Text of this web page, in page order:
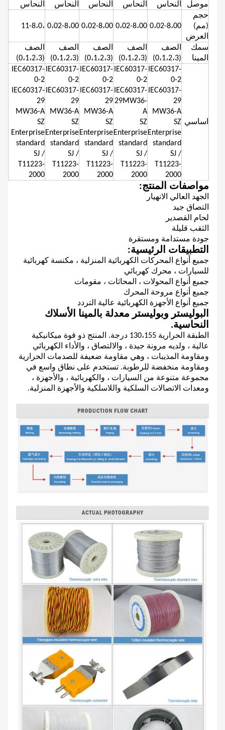
موصل النحاس النحاس النحاس النحاس
النحاس
حجم
(مم)
العرض
0،02-8،00 0،02-8،00 0،02-8،00 0،02-8،00 ،11-8،0
سمك
المينا
الصف
(0،1،2،3)
الصف
(0،1،2،3)
الصف
(0،1،2،3)
الصف
(0،1،2،3)
الصف
(0،1،2،3)
اساسي
IEC60317-
0-2
IEC60317-
29
MW36-A
SZ
Enterprise
standard
SJ /
T11223-
2000
IEC60317-
0-2
IEC60317-
29MW36-
A
SZ
Enterprise
standard
SJ /
T11223-
2000
IEC60317-
0-2
IEC60317-
29
MW36-A
SZ
Enterprise
standard
SJ /
T11223-
2000
IEC60317-
0-2
IEC60317-
29
MW36-A
SZ
Enterprise
standard
SJ /
T11223-
2000
IEC60317-
0-2
IEC60317-
29
MW36-A
SZ
Enterprise
standard
SJ /
T11223-
2000
مواصفات المنتج:
الجهد العالي الانهيار
التصاق جيد
لحام القصدير
الثقب قليلة
جودة مستدامة ومستقرة
التطبيقات الرئيسية:
جميع أنواع المحركات الكهربائية المنزلية ، مكنسة كهربائية
للسيارات ، محرك كهربائي
جميع أنواع المحولات ، المحاثات ، مقومات
جميع أنواع مروحة المحرك
جميع أنواع الأجهزة الكهربائية عالية التردد
البوليستر وبوليستر معدلة بالمينا الأسلاك
النحاسية.
الطبقة الحرارية 130،155 درجة.
المنتج ذو قوة ميكانيكية
عالية ، ولديه مرونة جيدة ، والالتصاق ، والأداء الكهربائي
ومقاومة المذيبات ، وهي مقاومة ضعيفة للصدمات الحرارية
ومقاومة منخفضة للرطوبة. تستخدم على نطاق واسع في
مجموعة متنوعة من السيارات ، والكهربائية ، والأجهزة ،
ومعدات الاتصالات السلكية واللاسلكية والأجهزة المنزلية.